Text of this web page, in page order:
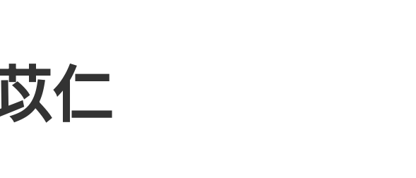
仁